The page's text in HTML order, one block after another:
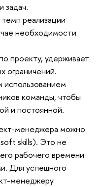
задач.
реализации
необходимости
проекту, удерживает
ограничений.
использованием
команды, чтобы
и постоянной.
менеджера можно
skills). Это не
рабочего времени
Для успешного
менеджеру